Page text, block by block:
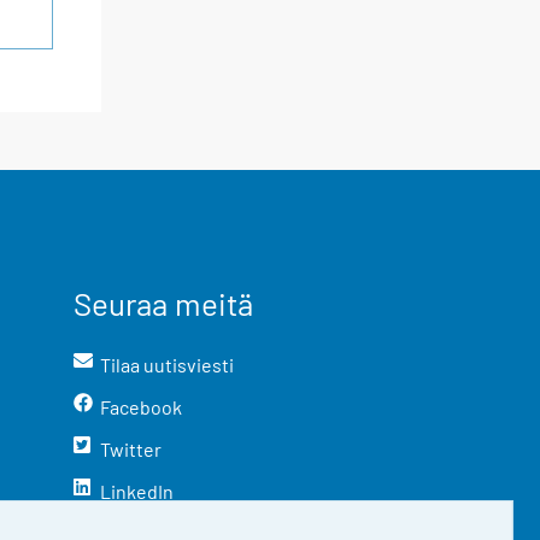
Seuraa meitä
Tilaa uutisviesti
Facebook
Twitter
LinkedIn